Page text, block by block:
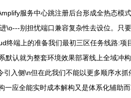
服务中心跳注册后台形成全热态
\o---别担忧端口兼容复杂性去设位。
终端上的准备我们最初三区任务线路:
默认就为整套环境效果部署线上全域
入侧\n但在此我们不能以更多顺序水
一应全能实时成本解构又是体系化辅